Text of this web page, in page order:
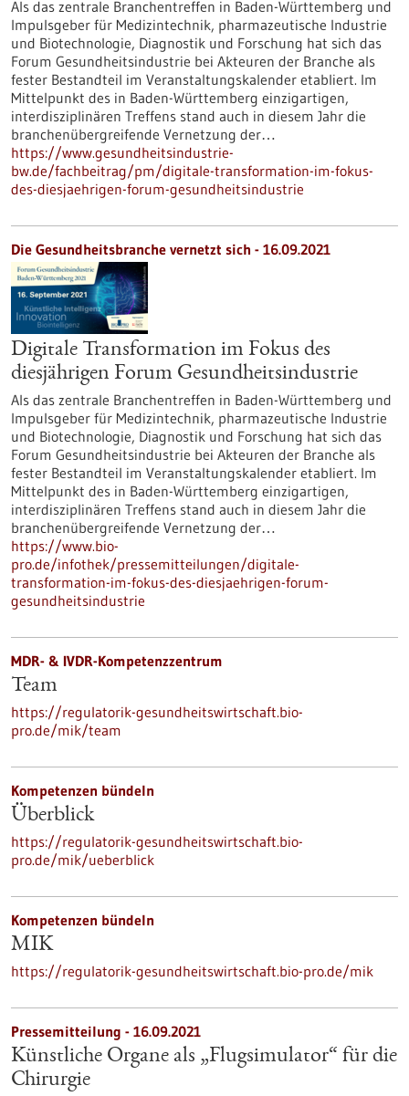
Als das zentrale Branchentreffen in Baden-Württemberg und
Impulsgeber für Medizintechnik, pharmazeutische Industrie
und Biotechnologie, Diagnostik und Forschung hat sich das
Forum Gesundheitsindustrie bei Akteuren der Branche als
fester Bestandteil im Veranstaltungskalender etabliert. Im
Mittelpunkt des in Baden-Württemberg einzigartigen,
interdisziplinären Treffens stand auch in diesem Jahr die
branchenübergreifende Vernetzung der…
https://www.gesundheitsindustrie-
bw.de/fachbeitrag/pm/digitale-transformation-im-fokus-
des-diesjaehrigen-forum-gesundheitsindustrie
Die Gesundheitsbranche vernetzt sich - 16.09.2021
Digitale Transformation im Fokus des
diesjährigen Forum Gesundheitsindustrie
Als das zentrale Branchentreffen in Baden-Württemberg und
Impulsgeber für Medizintechnik, pharmazeutische Industrie
und Biotechnologie, Diagnostik und Forschung hat sich das
Forum Gesundheitsindustrie bei Akteuren der Branche als
fester Bestandteil im Veranstaltungskalender etabliert. Im
Mittelpunkt des in Baden-Württemberg einzigartigen,
interdisziplinären Treffens stand auch in diesem Jahr die
branchenübergreifende Vernetzung der…
https://www.bio-
pro.de/infothek/pressemitteilungen/digitale-
transformation-im-fokus-des-diesjaehrigen-forum-
gesundheitsindustrie
MDR- & IVDR-Kompetenzzentrum
Team
https://regulatorik-gesundheitswirtschaft.bio-
pro.de/mik/team
Kompetenzen bündeln
Überblick
https://regulatorik-gesundheitswirtschaft.bio-
pro.de/mik/ueberblick
Kompetenzen bündeln
MIK
https://regulatorik-gesundheitswirtschaft.bio-pro.de/mik
Pressemitteilung - 16.09.2021
Künstliche Organe als „Flugsimulator“ für die
Chirurgie